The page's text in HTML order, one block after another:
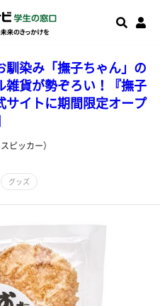
馴染み「撫子ちゃん」の
雑貨が勢ぞろい！『撫子
サイトに期間限定オープ
ピッカー）
グッズ